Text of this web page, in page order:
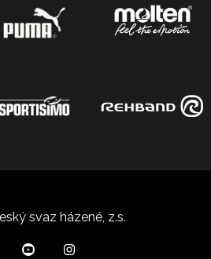
svaz házené, z.s.